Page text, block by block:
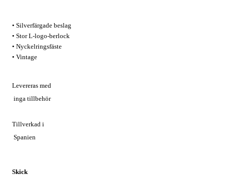
• Silverfärgade beslag
• Stor L-logo-berlock
• Nyckelringsfäste
• Vintage
Levereras med
inga tillbehör
Tillverkad i
Spanien
Skick